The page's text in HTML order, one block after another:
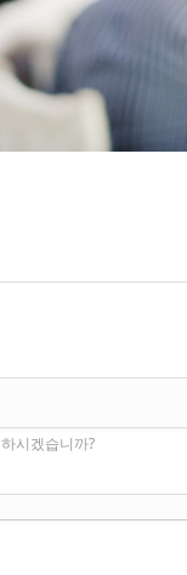
시겠습니까?